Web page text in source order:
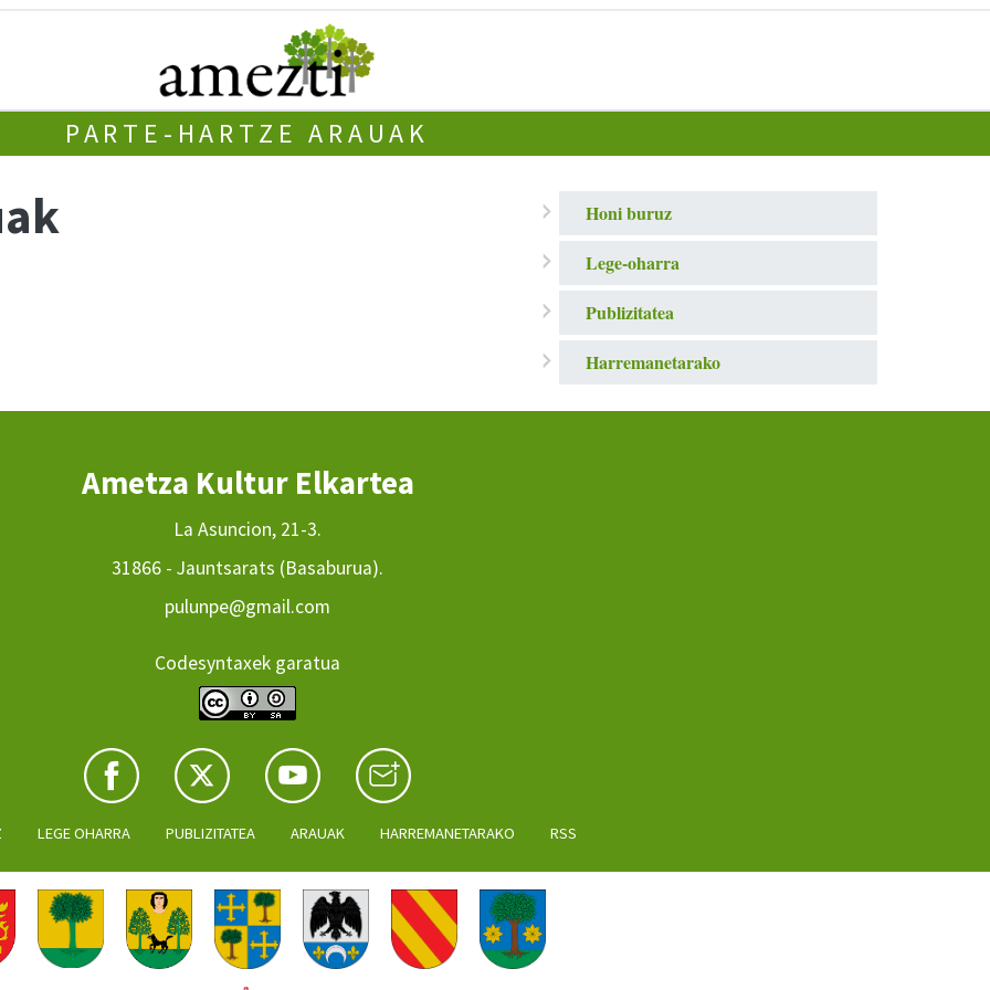
PARTE-HARTZE ARAUAK
Honi buruz
Lege-oharra
Publizitatea
Harremanetarako
Ametza Kultur Elkartea
La Asuncion, 21-3.
31866 - Jauntsarats (Basaburua).
pulunpe@gmail.com
Codesyntaxek garatua
LEGE OHARRA PUBLIZITATEA ARAUAK HARREMANETARAKO RSS